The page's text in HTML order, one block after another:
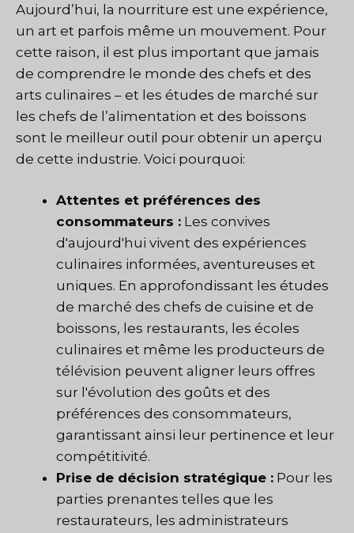
Aujourd’hui, la nourriture est une expérience,
un art et parfois même un mouvement. Pour
cette raison, il est plus important que jamais
de comprendre le monde des chefs et des
arts culinaires – et les études de marché sur
les chefs de l’alimentation et des boissons
sont le meilleur outil pour obtenir un aperçu
de cette industrie. Voici pourquoi:
Attentes et préférences des
consommateurs : Les convives
d'aujourd'hui vivent des expériences
culinaires informées, aventureuses et
uniques. En approfondissant les études
de marché des chefs de cuisine et de
boissons, les restaurants, les écoles
culinaires et même les producteurs de
télévision peuvent aligner leurs offres
sur l'évolution des goûts et des
préférences des consommateurs,
garantissant ainsi leur pertinence et leur
compétitivité.
Prise de décision stratégique : Pour les
parties prenantes telles que les
restaurateurs, les administrateurs